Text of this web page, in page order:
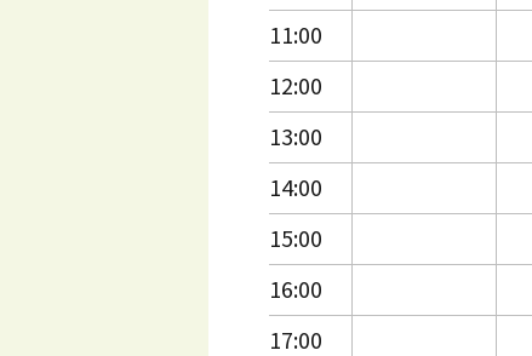
11:00
12:00
13:00
14:00
15:00
16:00
17:00